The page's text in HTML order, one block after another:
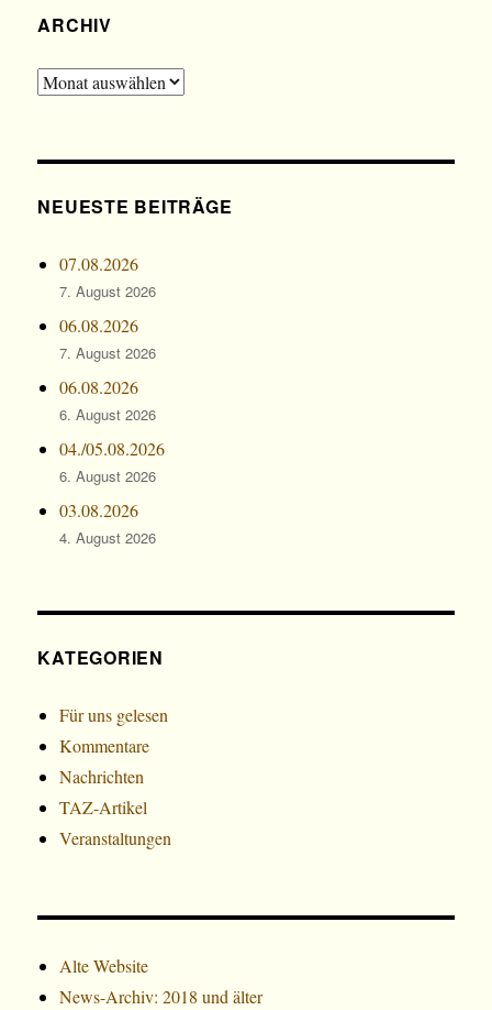
ARCHIV
Archiv
NEUESTE BEITRÄGE
07.08.2026
7. August 2026
06.08.2026
7. August 2026
06.08.2026
6. August 2026
04./05.08.2026
6. August 2026
03.08.2026
4. August 2026
KATEGORIEN
Für uns gelesen
Kommentare
Nachrichten
TAZ-Artikel
Veranstaltungen
Alte Website
News-Archiv: 2018 und älter